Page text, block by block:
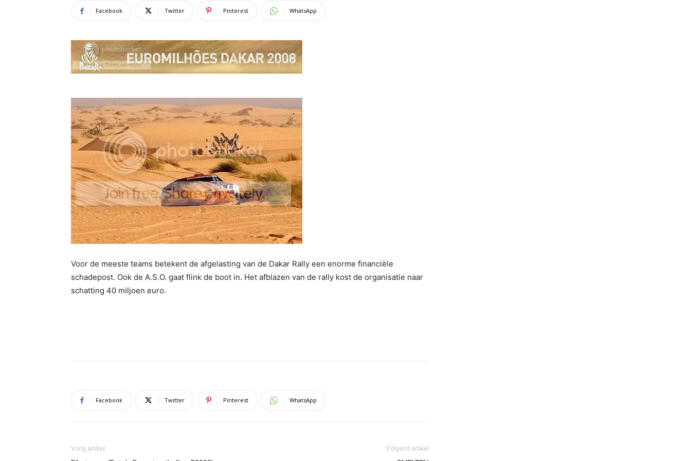
Facebook Twitter Pinterest WhatsApp
Voor de meeste teams betekent de afgelasting van de Dakar Rally een enorme financiële
schadepost. Ook de A.S.O. gaat flink de boot in. Het afblazen van de rally kost de organisatie naar
schatting 40 miljoen euro.
Facebook Twitter Pinterest WhatsApp
Vorig artikel Volgend artikel